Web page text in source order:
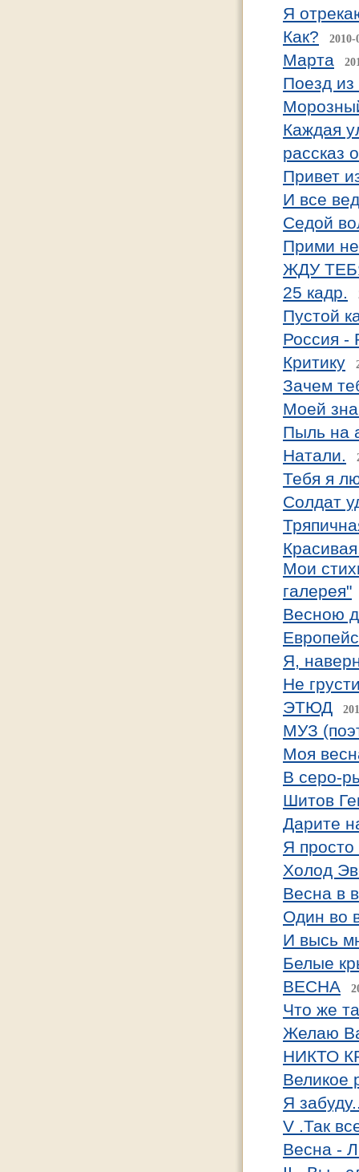
Я
Как?
2010-
Марта
Поезд из
Каждая
рассказ
Привет
И все
Седой
Прими
ЖДУ
25 кадр.
Пустой
Россия
Критику
Зачем
Моей
Пыль на
Натали.
Тебя я
Солдат
Мои
галерея"
Весною
Я,
Не
ЭТЮД
МУЗ
Моя
В серо-
Шитов
Дарите
Я просто
Холод
Весна в
Один во
И высь
Белые
ВЕСНА
Что же
Желаю
НИКТО
Великое
Я
V .Так
Весна -